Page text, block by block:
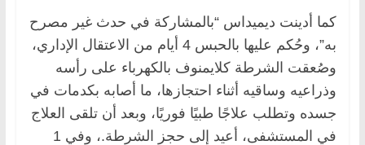
كما أدينت ديميداس “بالمشاركة في حدث غير مصرح
به”، وحُكم عليها بالحبس 4 أيام من الاعتقال الإداري،
وصُعقت الشرطة كلايمنوف بالكهرباء على رأسه
وذراعيه وساقيه أثناء احتجازها، ما أصابه بكدمات في
جسده وتطلب علاجًا طبيًا فوريًا، وبعد أن تلقى العلاج
في المستشفى، أعيد إلى حجز الشرطة.، وفي 1